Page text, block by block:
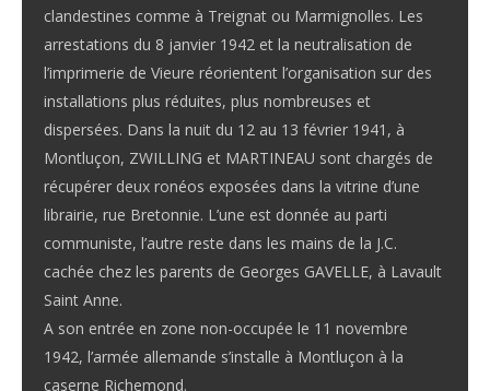
clandestines comme à Treignat ou Marmignolles. Les
arrestations du 8 janvier 1942 et la neutralisation de
l’imprimerie de Vieure réorientent l’organisation sur des
installations plus réduites, plus nombreuses et
dispersées. Dans la nuit du 12 au 13 février 1941, à
Montluçon, ZWILLING et MARTINEAU sont chargés de
récupérer deux ronéos exposées dans la vitrine d’une
librairie, rue Bretonnie. L’une est donnée au parti
communiste, l’autre reste dans les mains de la J.C.
cachée chez les parents de Georges GAVELLE, à Lavault
Saint Anne.
A son entrée en zone non-occupée le 11 novembre
1942, l’armée allemande s’installe à Montluçon à la
caserne Richemond.